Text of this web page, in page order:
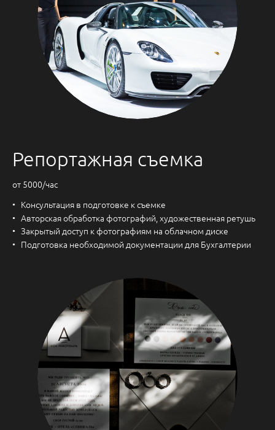
Репортажная съемка
от 5000/час
Консультация в подготовке к съемке
Авторская обработка фотографий, художественная ретушь
Закрытый доступ к фотографиям на облачном диске
Подготовка необходимой документации для Бухгалтерии